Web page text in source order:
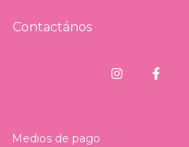
Contactános
Medios de pago